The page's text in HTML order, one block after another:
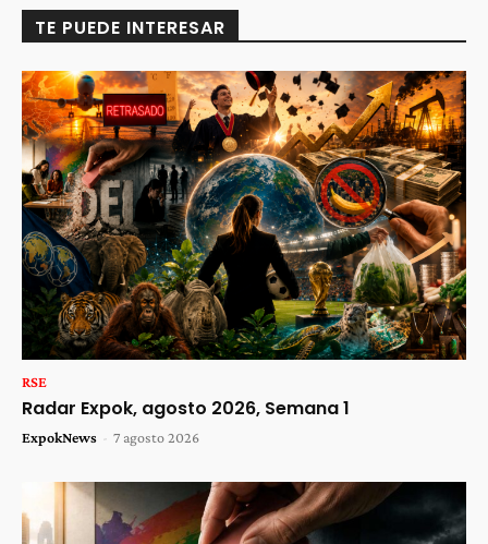
TE PUEDE INTERESAR
RSE
Radar Expok, agosto 2026, Semana 1
ExpokNews - 7 agosto 2026